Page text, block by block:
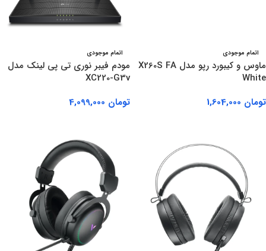
اتمام موجودی
ماوس و کیبورد رپو مدل X260S FA
White
تومان
اتمام موجودی
مودم فیبر نوری تی پی لینک مدل
XC220-G3v
تومان